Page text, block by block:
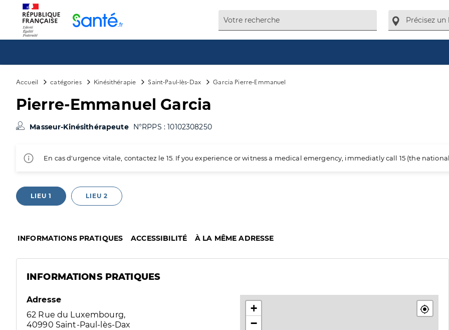
Accueil catégories Kinésithérapie Saint-Paul-lès-Dax Garcia Pierre-Emmanuel
Pierre-Emmanuel Garcia
Masseur-Kinésithérapeute N°RPPS : 10102308250
En cas d'urgence vitale, contactez le 15. If you experience or witness a medical emergency, immediatly call 15 (the
LIEU 1 LIEU 2
INFORMATIONS PRATIQUES ACCESSIBILITÉ À LA MÊME ADRESSE
INFORMATIONS PRATIQUES
Adresse
62 Rue du Luxembourg,
40990 Saint-Paul-lès-Dax
+
−
Panneau de gestion des cookies